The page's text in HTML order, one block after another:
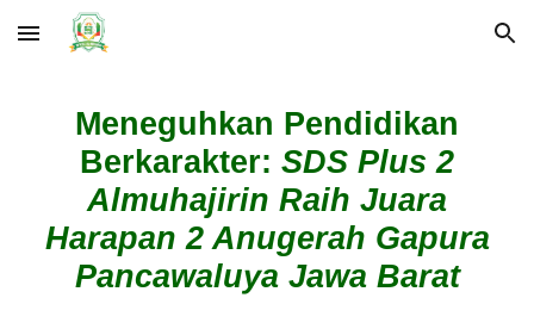
Skip to main content Skip to navigation
Meneguhkan Pendidikan
Berkarakter: SDS Plus 2
Almuhajirin Raih Juara
Harapan 2 Anugerah Gapura
Pancawaluya Jawa Barat